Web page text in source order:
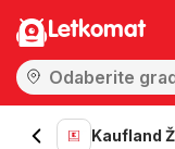
Letkomat
Kaufland